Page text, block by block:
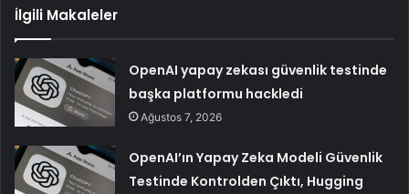
İlgili Makaleler
OpenAI yapay zekası güvenlik testinde
başka platformu hackledi
Ağustos 7, 2026
OpenAI’ın Yapay Zeka Modeli Güvenlik
Testinde Kontrolden Çıktı, Hugging